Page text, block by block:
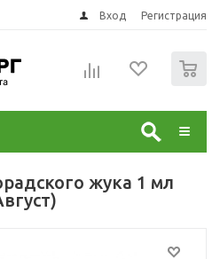
Вход Регистрация
жука 1 мл